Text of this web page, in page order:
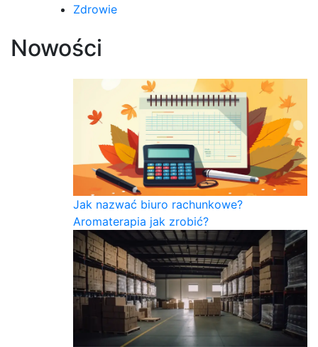
Zdrowie
Nowości
Jak nazwać biuro rachunkowe?
Aromaterapia jak zrobić?